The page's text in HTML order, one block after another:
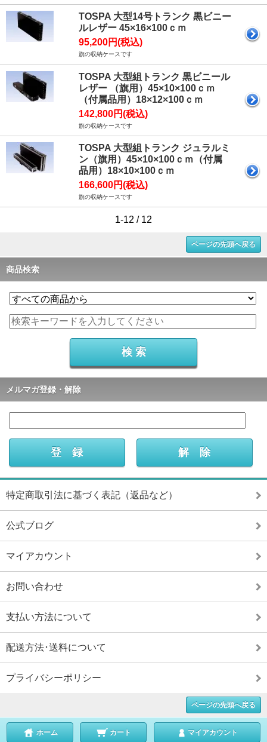
TOSPA 大型14号トランク 黒ビニー
ルレザー 45×16×100ｃｍ
95,200円(税込)
旗の収納ケースです
TOSPA 大型組トランク 黒ビニール
レザー （旗用）45×10×100ｃｍ
（付属品用）18×12×100ｃｍ
142,800円(税込)
旗の収納ケースです
TOSPA 大型組トランク ジュラルミ
ン（旗用）45×10×100ｃｍ（付属
品用）18×10×100ｃｍ
166,600円(税込)
旗の収納ケースです
1-12 / 12
ページの先頭へ戻る
商品検索
メルマガ登録・解除
特定商取引法に基づく表記（返品など）
公式ブログ
マイアカウント
お問い合わせ
支払い方法について
配送方法･送料について
プライバシーポリシー
ページの先頭へ戻る
ホーム カート マイアカウント